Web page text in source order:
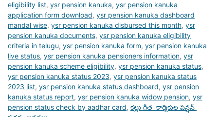
eligibility list, ysr pension kanuka, ysr pension kanuka
application form download, ysr pension kanuka dashboard
mandal wise, ysr pension kanuka disbursed this month, ysr
pension kanuka documents, ysr pension kanuka eligibility
criteria in telugu, ysr pension kanuka form, ysr pension kanuka
live status, ysr pension kanuka pensioners information, ysr
pension kanuka scheme eligibility, ysr pension kanuka status,
ysr pension kanuka status 2023, ysr pension kanuka status
2023 list, ysr pension kanuka status dashboard, ysr pension
kanuka status report, ysr pension kanuka widow pension, ysr
pension status check by aadhar card, కల్లు గీత కార్మికుల పెన్షన్